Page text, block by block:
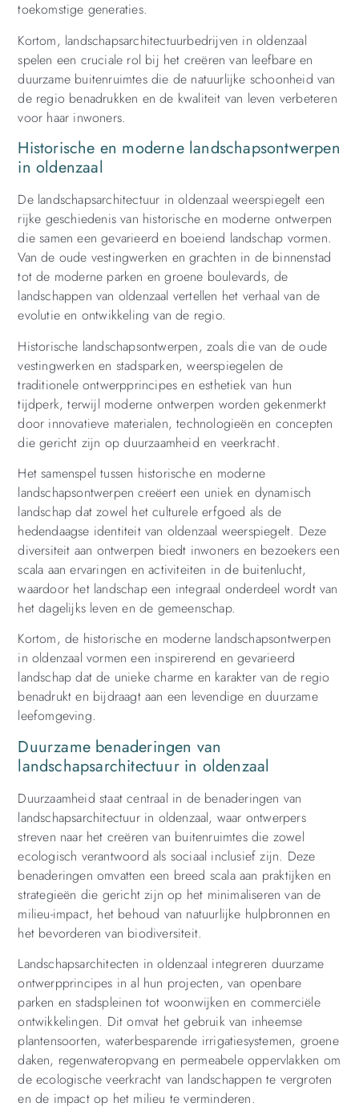
toekomstige generaties.
Kortom, landschapsarchitectuurbedrijven in oldenzaal
spelen een cruciale rol bij het creëren van leefbare en
duurzame buitenruimtes die de natuurlijke schoonheid van
de regio benadrukken en de kwaliteit van leven verbeteren
voor haar inwoners.
Historische en moderne landschapsontwerpen
in oldenzaal
De landschapsarchitectuur in oldenzaal weerspiegelt een
rijke geschiedenis van historische en moderne ontwerpen
die samen een gevarieerd en boeiend landschap vormen.
Van de oude vestingwerken en grachten in de binnenstad
tot de moderne parken en groene boulevards, de
landschappen van oldenzaal vertellen het verhaal van de
evolutie en ontwikkeling van de regio.
Historische landschapsontwerpen, zoals die van de oude
vestingwerken en stadsparken, weerspiegelen de
traditionele ontwerpprincipes en esthetiek van hun
tijdperk, terwijl moderne ontwerpen worden gekenmerkt
door innovatieve materialen, technologieën en concepten
die gericht zijn op duurzaamheid en veerkracht.
Het samenspel tussen historische en moderne
landschapsontwerpen creëert een uniek en dynamisch
landschap dat zowel het culturele erfgoed als de
hedendaagse identiteit van oldenzaal weerspiegelt. Deze
diversiteit aan ontwerpen biedt inwoners en bezoekers een
scala aan ervaringen en activiteiten in de buitenlucht,
waardoor het landschap een integraal onderdeel wordt van
het dagelijks leven en de gemeenschap.
Kortom, de historische en moderne landschapsontwerpen
in oldenzaal vormen een inspirerend en gevarieerd
landschap dat de unieke charme en karakter van de regio
benadrukt en bijdraagt aan een levendige en duurzame
leefomgeving.
Duurzame benaderingen van
landschapsarchitectuur in oldenzaal
Duurzaamheid staat centraal in de benaderingen van
landschapsarchitectuur in oldenzaal, waar ontwerpers
streven naar het creëren van buitenruimtes die zowel
ecologisch verantwoord als sociaal inclusief zijn. Deze
benaderingen omvatten een breed scala aan praktijken en
strategieën die gericht zijn op het minimaliseren van de
milieu-impact, het behoud van natuurlijke hulpbronnen en
het bevorderen van biodiversiteit.
Landschapsarchitecten in oldenzaal integreren duurzame
ontwerpprincipes in al hun projecten, van openbare
parken en stadspleinen tot woonwijken en commerciële
ontwikkelingen. Dit omvat het gebruik van inheemse
plantensoorten, waterbesparende irrigatiesystemen, groene
daken, regenwateropvang en permeabele oppervlakken om
de ecologische veerkracht van landschappen te vergroten
en de impact op het milieu te verminderen.